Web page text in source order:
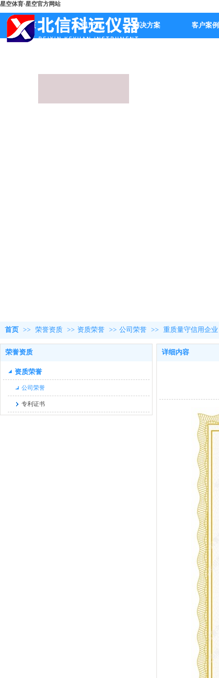
星空体育·星空官方网站
首页 公司产品 解决方案 客户案例
首页 >> 荣誉资质 >> 资质荣誉 >> 公司荣誉 >> 重质量守信用企业
荣誉资质
资质荣誉
公司荣誉
专利证书
详细内容